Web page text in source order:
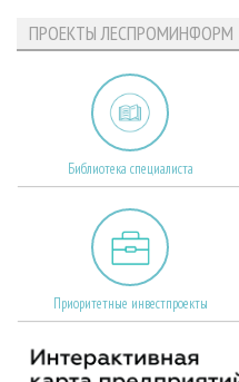
ПРОЕКТЫ ЛЕСПРОМИНФОРМ
Библиотека специалиста
Приоритетные инвестпроекты